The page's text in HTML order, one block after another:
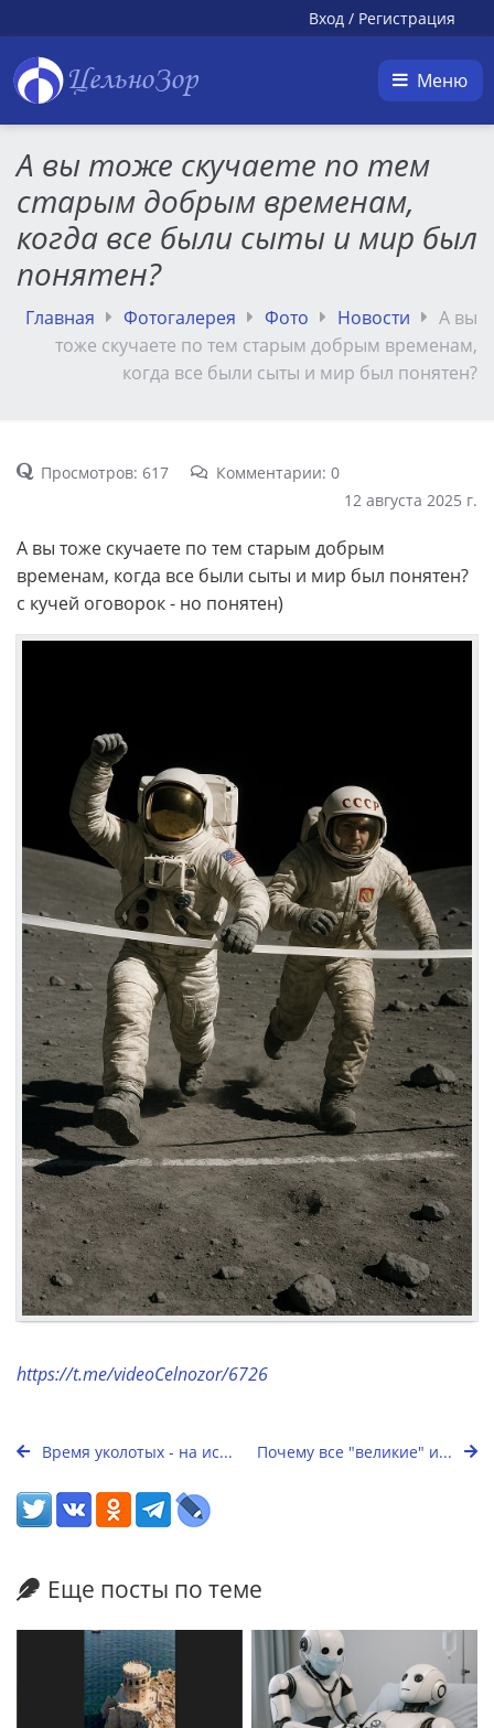
Вход / Регистрация
ЦельноЗор Меню
А вы тоже скучаете по тем
старым добрым временам,
когда все были сыты и мир был
понятен?
Главная Фотогалерея Фото Новости
А вы
тоже скучаете по тем старым добрым временам,
когда все были сыты и мир был понятен?
Просмотров: 617
Комментарии: 0
12 августа 2025 г.
А вы тоже скучаете по тем старым добрым
временам, когда все были сыты и мир был понятен?
с кучей оговорок - но понятен)
https://t.me/videoCelnozor/6726
Время уколотых - на ис... Почему все "великие" и...
Еще посты по теме